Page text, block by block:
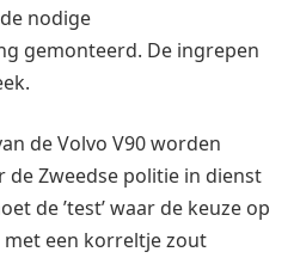
nodige
gemonteerd. De ingrepen
de Volvo V90 worden
Zweedse politie in dienst
de ’test’ waar de keuze op
met een korreltje zout